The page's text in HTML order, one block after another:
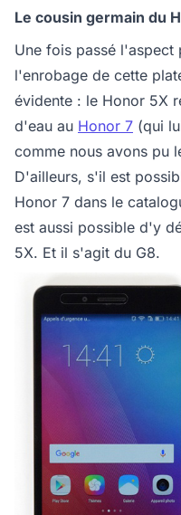
Le cousin germain du
Une fois passé l'aspect
l'enrobage de cette
évidente : le Honor 5X
d'eau au Honor 7 (qui
comme nous avons pu
D'ailleurs, s'il est
Honor 7 dans le
est aussi possible d'y
5X. Et il s'agit du G8.